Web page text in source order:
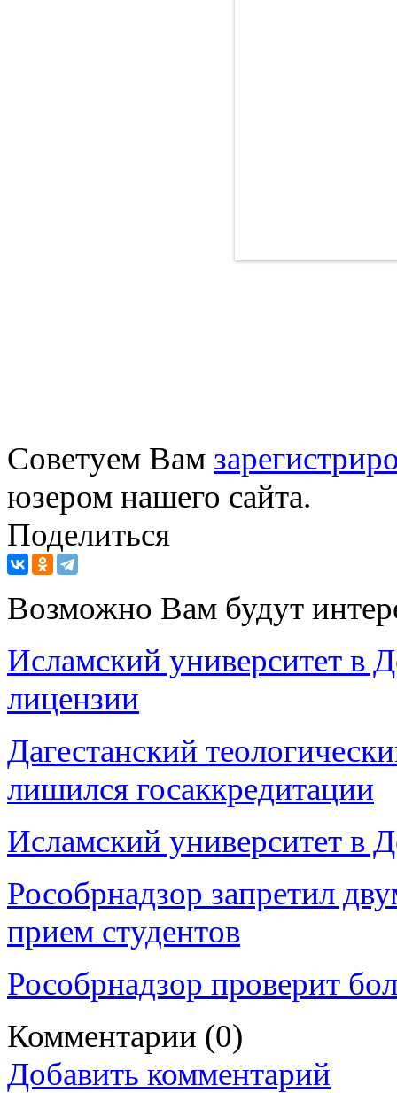
Советуем Вам
юзером нашего сайта.
Поделиться
Возможно Вам будут
Исламский университет в
лицензии
Дагестанский
лишился госаккредитации
Исламский университет в
Рособрнадзор запретил
прием студентов
Рособрнадзор проверит
Комментарии (0)
Добавить комментарий